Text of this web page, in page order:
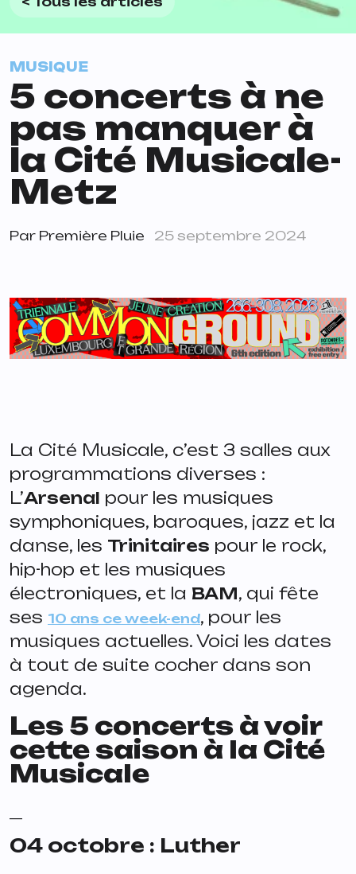
MUSIQUE
5 concerts à ne
pas manquer à
la Cité Musicale-
Metz
Par Première Pluie 25 septembre 2024
La Cité Musicale, c’est 3 salles aux
programmations diverses :
L’Arsenal pour les musiques
symphoniques, baroques, jazz et la
danse, les Trinitaires pour le rock,
hip-hop et les musiques
électroniques, et la BAM, qui fête
ses 10 ans ce week-end, pour les
musiques actuelles. Voici les dates
à tout de suite cocher dans son
agenda.
Les 5 concerts à voir
cette saison à la Cité
Musicale
04 octobre : Luther